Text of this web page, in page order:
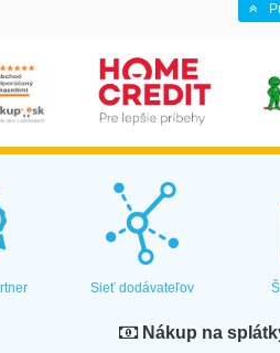
Sieť dodávateľov
Nákup na